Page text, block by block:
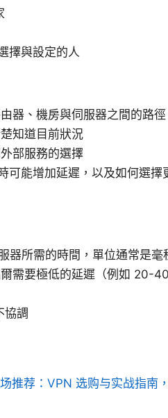
擇與設定的人
器、機房與伺服器之間的路徑
知道目前狀況
部服務的選擇
可能增加延遲，以及如何選擇
所需的時間，單位通常是毫
需要極低的延遲（例如 20-40
協調
推荐：VPN 选购与实战指南